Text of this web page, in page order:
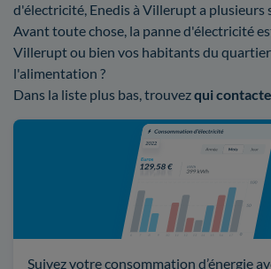
d'électricité, Enedis à Villerupt a plusieurs
Avant toute chose, la panne d'électricité
Villerupt ou bien vos habitants du
l'alimentation ?
Dans la liste plus bas, trouvezqui
Suivez votre consommation d’énergie